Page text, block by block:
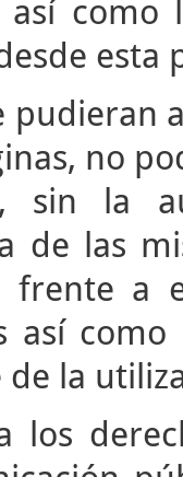
como
esta
pudieran
no
sin la
de las
frente a
así
la
los